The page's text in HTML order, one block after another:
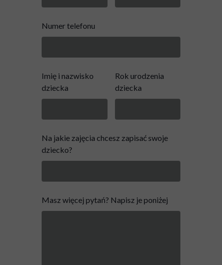
Numer telefonu
Imię i nazwisko
dziecka
Rok urodzenia
dziecka
Na jakie zajęcia chcesz zapisać swoje
dziecko?
Masz więcej pytań? Napisz je poniżej